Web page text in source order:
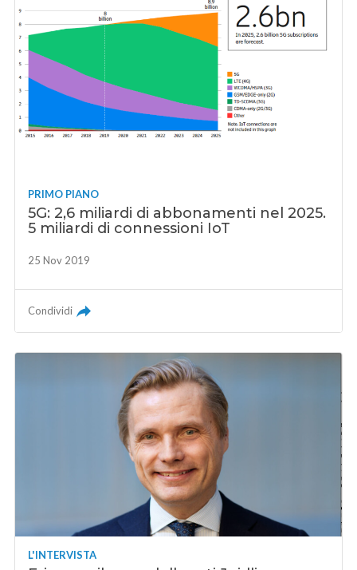
PRIMO PIANO
5G: 2,6 miliardi di abbonamenti nel 2025.
5 miliardi di connessioni IoT
25 Nov 2019
Condividi
L'INTERVISTA